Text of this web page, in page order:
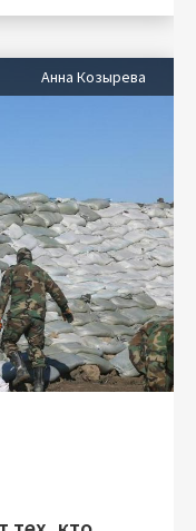
Анна Козырева